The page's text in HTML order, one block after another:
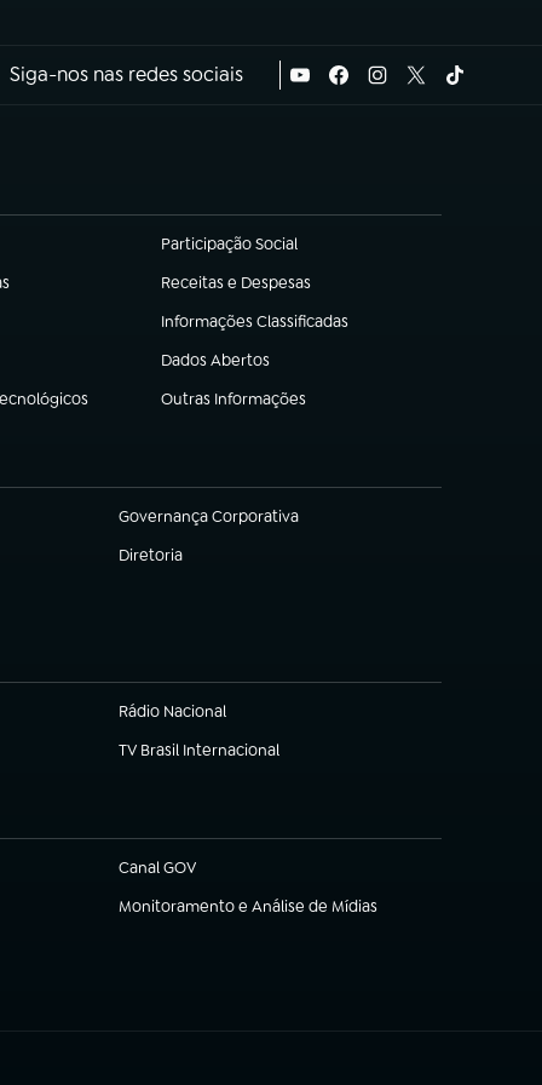
Siga-nos nas redes sociais
Participação Social
(abre em nova aba)
Receitas e Despesas
(abre em nova aba)
Informações Classificadas
(abre em nova aba)
Dados Abertos
(abre em nova aba)
Outras Informações
(abre em nova aba)
Governança Corporativa
(abre em nova aba)
Diretoria
(abre em nova aba)
Rádio Nacional
TV Brasil Internacional
(abre em nova aba)
Canal GOV
(abre em nova aba)
Monitoramento e Análise de Mídias
(abre em nova aba)